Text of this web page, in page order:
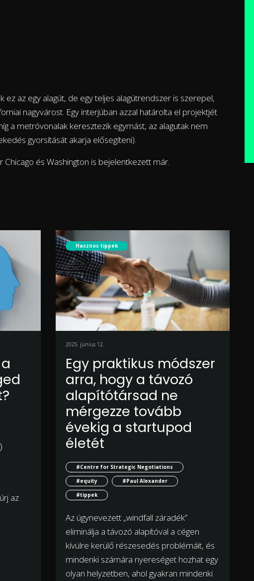
ez az egy alagút, de egy teljes alagútrendszer is szerepel,
nagyvárost. Egy interjúban azzal határolta el projektjét
a metróvonalak keresztezik egymást, az alagutak nem
gyorsítását akarja elősegíteni).
és Washington is bejelentkezett már.
az
Hasznos tippek
2025. június 12.
Egy praktikus módszer
arra, hogy a távozó
alapítótársad ne
mérgezze tovább
évekig a startupod
életét
#Centre for Strategic Negotiations
#equity
#Paul Alexander
#tippek
Az úgynevezett „windfall záradék”
eliminálja a távozó alapítóval a cégen
kívülre kerülő részesedés problémáit, és
mindenki számára nyereséget hozhat egy
olyan helyzetben, ahol gyakran mindenki